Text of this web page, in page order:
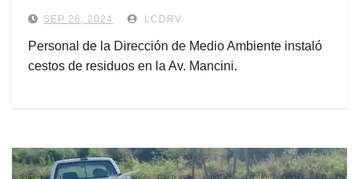
SEP 26, 2024 LCDRV
Personal de la Dirección de Medio Ambiente instaló
cestos de residuos en la Av. Mancini.